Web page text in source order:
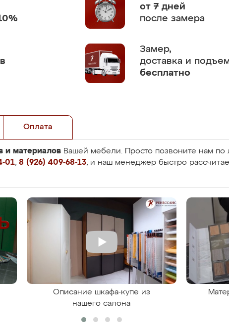
от 7 дней
после замера
Замер,
доставка и
бесплатно
Оплата
и материалов Вашей мебели. Просто позвоните нам
01, 8 (926) 409-68-13, и наш менеджер быстро
Описание шкафа-купе из
нашего салона